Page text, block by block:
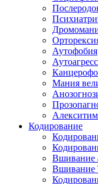
Аутофобия
Мания
Кодирование
Вшивание
Вшивание